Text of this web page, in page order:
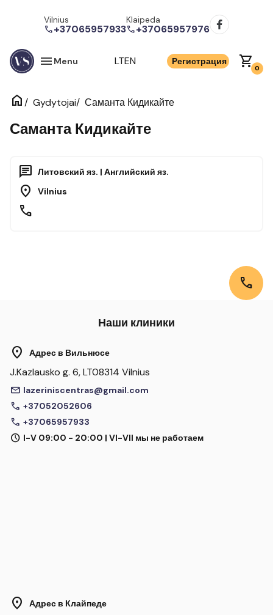
Vilnius
call+37065957933
Klaipeda
call+37065957976
menu Menu LTEN Регистрация shopping_cart0
home/ Gydytojai/ Саманта Кидикайте
Саманта Кидикайте
chat Литовский яз. | Английский яз.
location_on Vilnius
call
call
Наши клиники
location_on Адрес в Вильнюсе
J.Kazlausko g. 6, LT08314 Vilnius
mail lazeriniscentras@gmail.com
call +37052052606
call +37065957933
schedule I-V 09:00 - 20:00 | VI-VII мы не работаем
location_on Адрес в Клайпеде